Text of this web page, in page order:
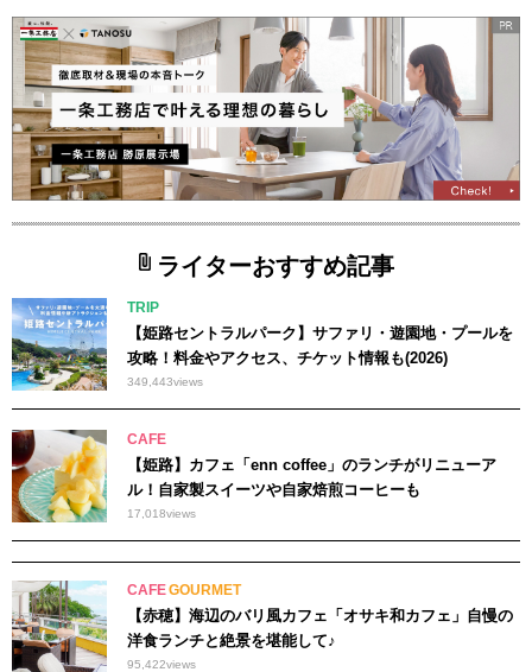
ライターおすすめ記事
TRIP
【姫路セントラルパーク】サファリ・遊園地・プールを
攻略！料金やアクセス、チケット情報も(2026)
349,443views
CAFE
【姫路】カフェ「enn coffee」のランチがリニューア
ル！自家製スイーツや自家焙煎コーヒーも
17,018views
CAFEGOURMET
【赤穂】海辺のバリ風カフェ「オサキ和カフェ」自慢の
洋食ランチと絶景を堪能して♪
95,422views